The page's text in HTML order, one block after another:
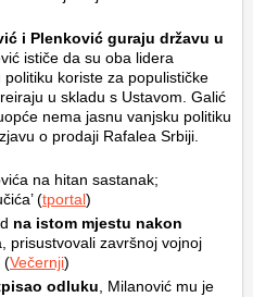
i Plenković guraju državu u
ističe da su oba lidera
koriste za populističke
u skladu s Ustavom. Galić
nema jasnu vanjsku politiku
o prodaji Rafalea Srbiji.
na hitan sastanak;
(tportal)
na istom mjestu nakon
prisustvovali završnoj vojnoj
(Večernji)
odluku, Milanović mu je